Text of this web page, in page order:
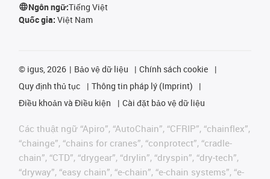
Ngôn ngữ:Tiếng Việt
Quốc gia: Việt Nam
© igus, 2026 Bảo vệ dữ liệu
Chính sách cookie
Quy định thủ tục
Thông tin pháp lý (Imprint)
Điều khoản và Điều kiện
Cài đặt bảo vệ dữ liệu
Các thuật ngữ “Apiro”, “AutoChain”, “CFRIP”, “chainflex”,
“chainge”, “chains for cranes”, “conprotect”, “cradle-
chain”, “CTD”, “drygear”, “drylin”, “dryspin”, “dry-tech”,
“dryway”, “easy chain”, “e-chain”, “e-chain systems”, “e-